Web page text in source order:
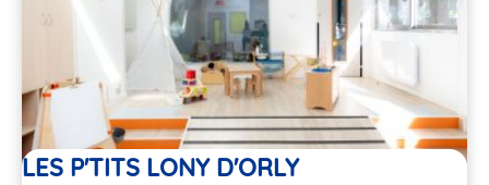
LES P'TITS LONY D'ORLY